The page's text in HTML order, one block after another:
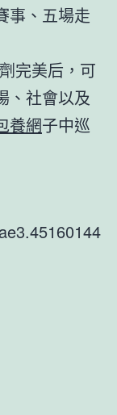
事、五場走
完美后，可
、社會以及
養網子中巡